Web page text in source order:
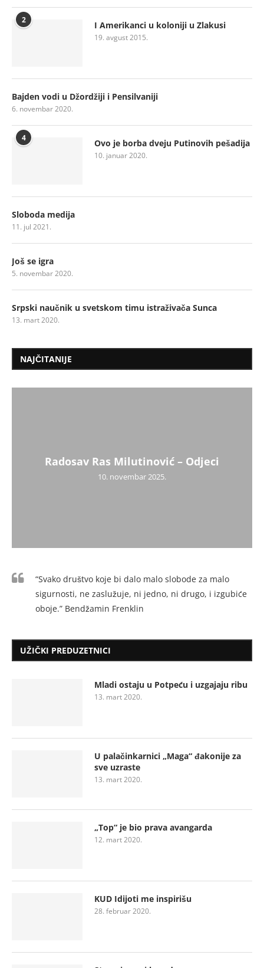
2 I Amerikanci u koloniji u Zlakusi
19. avgust 2015.
Bajden vodi u Džordžiji i Pensilvaniji
6. novembar 2020.
4 Ovo je borba dveju Putinovih pešadija
10. januar 2020.
Sloboda medija
11. jul 2021.
Još se igra
5. novembar 2020.
Srpski naučnik u svetskom timu istraživača Sunca
13. mart 2020.
NAJČITANIJE
Radosav Ras Milutinović – Odjeci
10. novembar 2025.
“Svako društvo koje bi dalo malo slobode za malo
sigurnosti, ne zaslužuje, ni jedno, ni drugo, i izgubiće
oboje.” Bendžamin Frenklin
UŽIČKI PREDUZETNICI
Mladi ostaju u Potpeću i uzgajaju ribu
13. mart 2020.
U palačinkarnici „Maga“ đakonije za
sve uzraste
13. mart 2020.
„Top“ je bio prava avangarda
12. mart 2020.
KUD Idijoti me inspirišu
28. februar 2020.